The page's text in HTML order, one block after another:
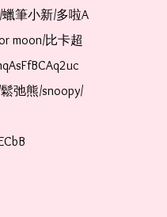
筆小新/多啦A
moon/比卡超
弛熊/snoopy/